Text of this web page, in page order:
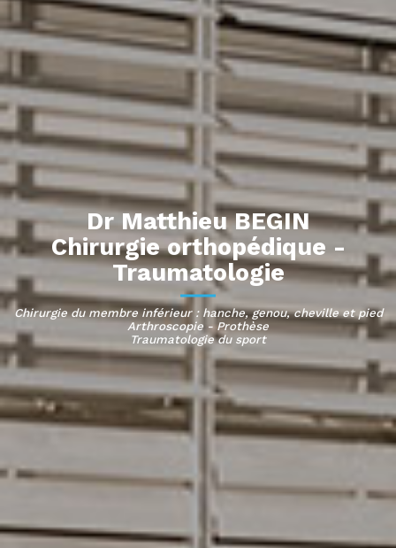
Dr Matthieu BEGIN
Chirurgie orthopédique -
Traumatologie
Chirurgie du membre inférieur : hanche, genou, cheville et pied
Arthroscopie - Prothèse
Traumatologie du sport